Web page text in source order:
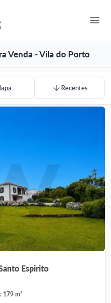
Venda - Vila do Porto
Recentes
para Venda em Santo Espirito
179 m²